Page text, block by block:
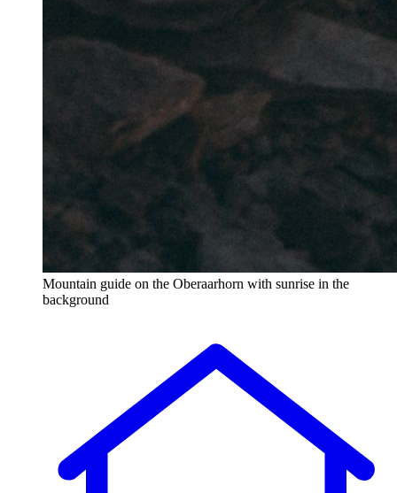
Mountain guide on the Oberaarhorn with sunrise in the
background